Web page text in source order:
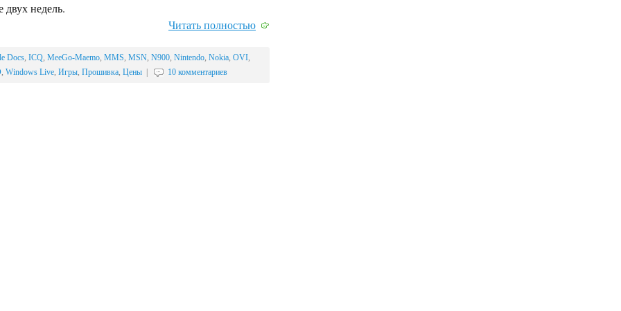
недель.
Читать полностью
Docs, ICQ, MeeGo-Maemo, MMS, MSN, N900, Nintendo, Nokia, OVI,
, Windows Live, Игры, Прошивка, Цены 10 комментариев